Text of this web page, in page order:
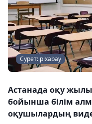
Сурет: pixabay
Астанада оқу
бойынша білім
оқушылардың